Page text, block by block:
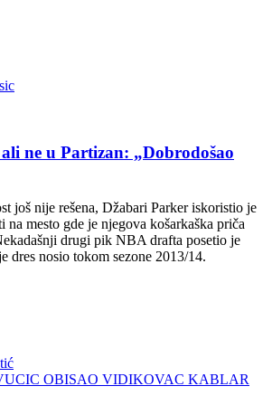
ne u Partizan: „Dobrodošao
još nije rešena, Džabari Parker iskoristio je
na mesto gde je njegova košarkaška priča
drugi pik NBA drafta posetio je
dres nosio tokom sezone 2013/14.